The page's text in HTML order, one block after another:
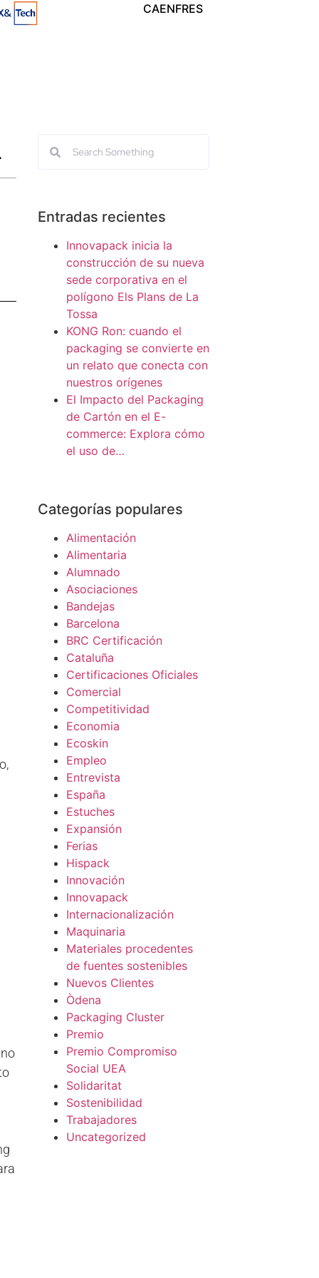
CAENFRES
Entradas recientes
Innovapack inicia la
construcción de su nueva
sede corporativa en el
polígono Els Plans de La
Tossa
KONG Ron: cuando el
packaging se convierte en
un relato que conecta con
nuestros orígenes
El Impacto del Packaging
de Cartón en el E-
commerce: Explora cómo
el uso de…
Categorías populares
Alimentación
Alimentaria
Alumnado
Asociaciones
Bandejas
Barcelona
BRC Certificación
Cataluña
Certificaciones Oficiales
Comercial
Competitividad
Economia
Ecoskin
Empleo
Entrevista
España
Estuches
Expansión
Ferias
Hispack
Innovación
Innovapack
Internacionalización
Maquinaria
Materiales procedentes
de fuentes sostenibles
Nuevos Clientes
Òdena
Packaging Cluster
Premio
Premio Compromiso
Social UEA
Solidaritat
Sostenibilidad
Trabajadores
Uncategorized